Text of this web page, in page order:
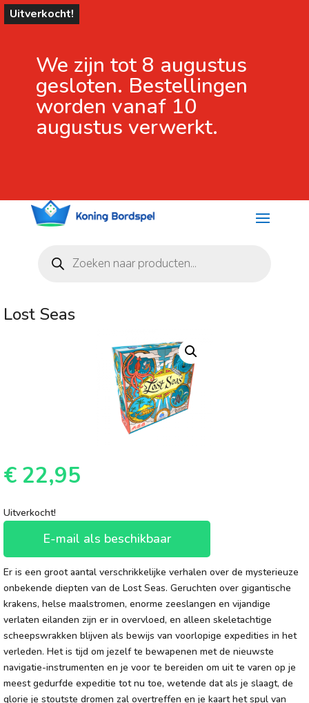
We zijn tot 8 augustus
gesloten. Bestellingen
worden vanaf 10
augustus verwerkt.
zoeken
Uitverkocht!
Lost Seas
€ 22,95
Uitverkocht!
E-mail als beschikbaar
Er is een groot aantal verschrikkelijke verhalen over de mysterieuze
onbekende diepten van de Lost Seas. Geruchten over gigantische
krakens, helse maalstromen, enorme zeeslangen en vijandige
verlaten eilanden zijn er in overvloed, en alleen skeletachtige
scheepswrakken blijven als bewijs van voorlopige expedities in het
verleden. Het is tijd om jezelf te bewapenen met de nieuwste
navigatie-instrumenten en je voor te bereiden om uit te varen op je
meest gedurfde expeditie tot nu toe, wetende dat als je slaagt, de
glorie je stoutste dromen zal overtreffen en je kaart het spul van